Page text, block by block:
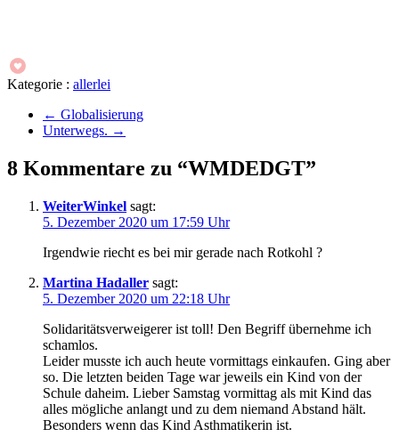
Kategorie : allerlei
← Globalisierung
Unterwegs. →
8 Kommentare zu “WMDEDGT”
WeiterWinkel sagt:
5. Dezember 2020 um 17:59 Uhr
Irgendwie riecht es bei mir gerade nach Rotkohl ?
Martina Hadaller sagt:
5. Dezember 2020 um 22:18 Uhr
Solidaritätsverweigerer ist toll! Den Begriff übernehme ich
schamlos.
Leider musste ich auch heute vormittags einkaufen. Ging aber
so. Die letzten beiden Tage war jeweils ein Kind von der
Schule daheim. Lieber Samstag vormittag als mit Kind das
alles mögliche anlangt und zu dem niemand Abstand hält.
Besonders wenn das Kind Asthmatikerin ist.